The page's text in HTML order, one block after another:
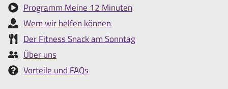
Programm Meine 12 Minuten
Wem wir helfen können
Der Fitness Snack am Sonntag
Über uns
Vorteile und FAQs